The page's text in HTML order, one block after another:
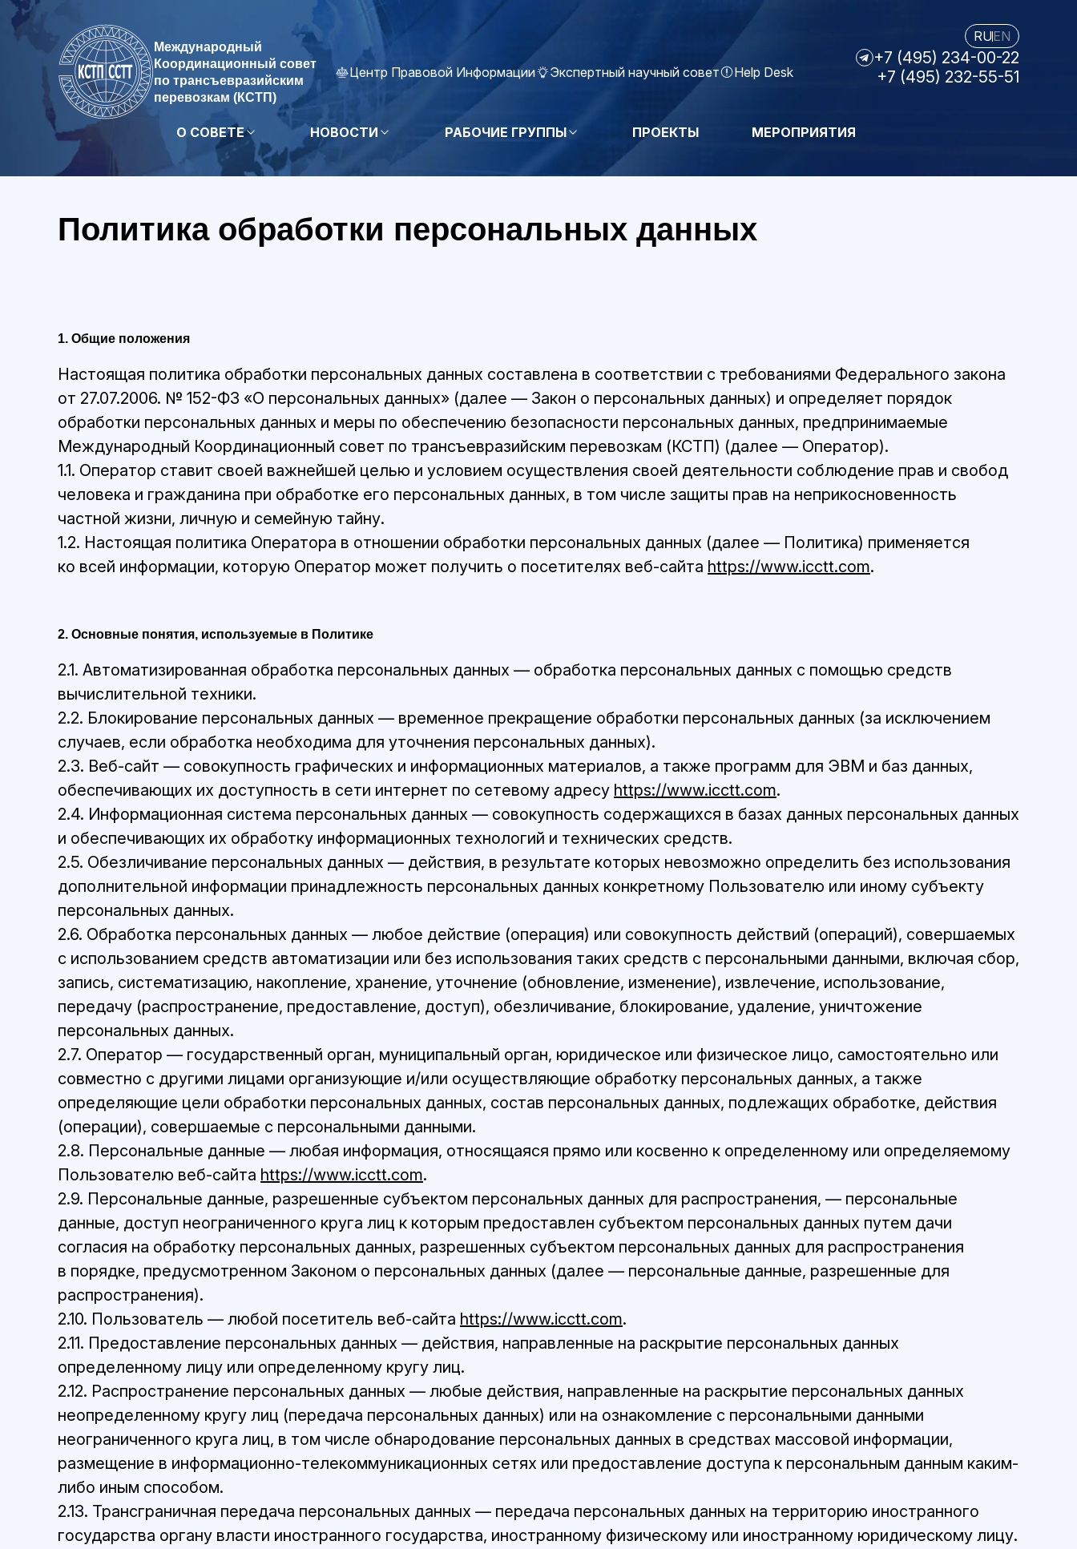
Международный
Координационный совет
по трансъевразийским
перевозкам (КСТП)
Центр Правовой Информации Экспертный научный совет Help Desk
О СОВЕТЕ НОВОСТИ РАБОЧИЕ ГРУППЫ ПРОЕКТЫ МЕРОПРИЯТИЯ
RUEN
+7 (495) 234-00-22
+7 (495) 232-55-51
Политика обработки персональных данных
1. Общие положения
Настоящая политика обработки персональных данных составлена в соответствии с требованиями Федерального закона
от 27.07.2006. № 152-ФЗ «О персональных данных» (далее — Закон о персональных данных) и определяет порядок
обработки персональных данных и меры по обеспечению безопасности персональных данных, предпринимаемые
Международный Координационный совет по трансъевразийским перевозкам (КСТП) (далее — Оператор).
1.1. Оператор ставит своей важнейшей целью и условием осуществления своей деятельности соблюдение прав и свобод
человека и гражданина при обработке его персональных данных, в том числе защиты прав на неприкосновенность
частной жизни, личную и семейную тайну.
1.2. Настоящая политика Оператора в отношении обработки персональных данных (далее — Политика) применяется
ко всей информации, которую Оператор может получить о посетителях веб-сайта https://www.icctt.com.
2. Основные понятия, используемые в Политике
2.1. Автоматизированная обработка персональных данных — обработка персональных данных с помощью средств
вычислительной техники.
2.2. Блокирование персональных данных — временное прекращение обработки персональных данных (за исключением
случаев, если обработка необходима для уточнения персональных данных).
2.3. Веб-сайт — совокупность графических и информационных материалов, а также программ для ЭВМ и баз данных,
обеспечивающих их доступность в сети интернет по сетевому адресу https://www.icctt.com.
2.4. Информационная система персональных данных — совокупность содержащихся в базах данных персональных данных
и обеспечивающих их обработку информационных технологий и технических средств.
2.5. Обезличивание персональных данных — действия, в результате которых невозможно определить без использования
дополнительной информации принадлежность персональных данных конкретному Пользователю или иному субъекту
персональных данных.
2.6. Обработка персональных данных — любое действие (операция) или совокупность действий (операций), совершаемых
с использованием средств автоматизации или без использования таких средств с персональными данными, включая сбор,
запись, систематизацию, накопление, хранение, уточнение (обновление, изменение), извлечение, использование,
передачу (распространение, предоставление, доступ), обезличивание, блокирование, удаление, уничтожение
персональных данных.
2.7. Оператор — государственный орган, муниципальный орган, юридическое или физическое лицо, самостоятельно или
совместно с другими лицами организующие и/или осуществляющие обработку персональных данных, а также
определяющие цели обработки персональных данных, состав персональных данных, подлежащих обработке, действия
(операции), совершаемые с персональными данными.
2.8. Персональные данные — любая информация, относящаяся прямо или косвенно к определенному или определяемому
Пользователю веб-сайта https://www.icctt.com.
2.9. Персональные данные, разрешенные субъектом персональных данных для распространения, — персональные
данные, доступ неограниченного круга лиц к которым предоставлен субъектом персональных данных путем дачи
согласия на обработку персональных данных, разрешенных субъектом персональных данных для распространения
в порядке, предусмотренном Законом о персональных данных (далее — персональные данные, разрешенные для
распространения).
2.10. Пользователь — любой посетитель веб-сайта https://www.icctt.com.
2.11. Предоставление персональных данных — действия, направленные на раскрытие персональных данных
определенному лицу или определенному кругу лиц.
2.12. Распространение персональных данных — любые действия, направленные на раскрытие персональных данных
неопределенному кругу лиц (передача персональных данных) или на ознакомление с персональными данными
неограниченного круга лиц, в том числе обнародование персональных данных в средствах массовой информации,
размещение в информационно-телекоммуникационных сетях или предоставление доступа к персональным данным каким-
либо иным способом.
2.13. Трансграничная передача персональных данных — передача персональных данных на территорию иностранного
государства органу власти иностранного государства, иностранному физическому или иностранному юридическому лицу.